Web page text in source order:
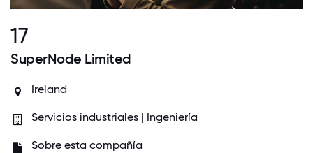
17
SuperNode Limited
Ireland
Servicios industriales | Ingeniería
Sobre esta compañía